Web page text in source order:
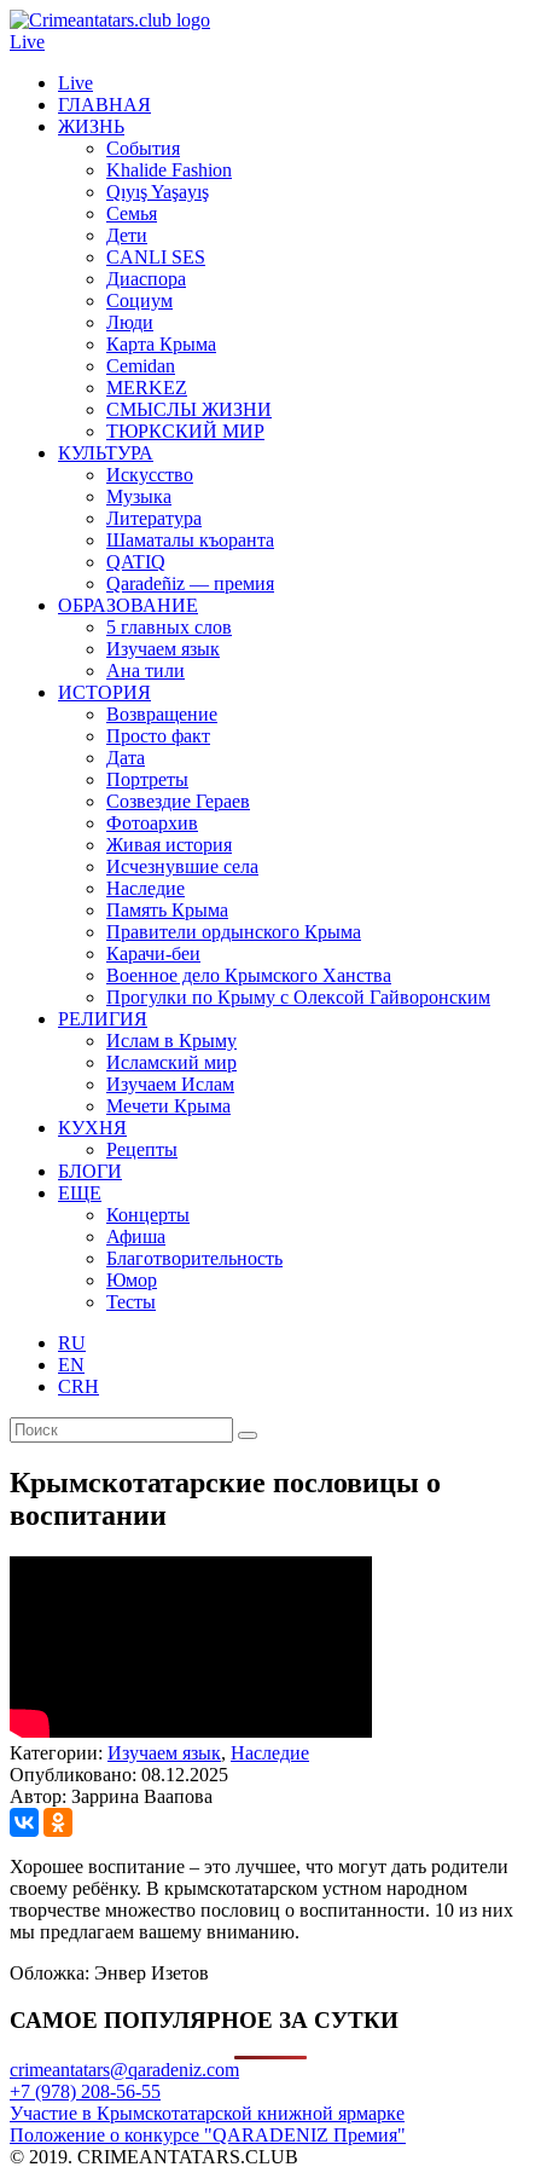
Live
Live
ГЛАВНАЯ
ЖИЗНЬ
События
Khalide Fashion
Qıyış Yaşayış
Семья
Дети
CANLI SES
Диаспора
Социум
Люди
Карта Крыма
Cemidan
МERKEZ
СМЫСЛЫ ЖИЗНИ
ТЮРКСКИЙ МИР
КУЛЬТУРА
Искусство
Музыка
Литература
Шаматалы къоранта
QATIQ
Qaradeñiz — премия
ОБРАЗОВАНИЕ
5 главных слов
Изучаем язык
Ана тили
ИСТОРИЯ
Возвращение
Просто факт
Дата
Портреты
Созвездие Гераев
Фотоархив
Живая история
Исчезнувшие села
Наследие
Память Крыма
Правители ордынского Крыма
Карачи-беи
Военное дело Крымского Ханства
Прогулки по Крыму с Олексой Гайворонским
РЕЛИГИЯ
Ислам в Крыму
Исламский мир
Изучаем Ислам
Мечети Крыма
КУХНЯ
Рецепты
БЛОГИ
ЕЩЕ
Концерты
Афиша
Благотворительность
Юмор
Тесты
RU
EN
CRH
Крымскотатарские пословицы о
воспитании
Категории: Изучаем язык, Наследие
Опубликовано: 08.12.2025
Автор: Заррина Ваапова
Хорошее воспитание – это лучшее, что могут дать родители
своему ребёнку. В крымскотатарском устном народном
творчестве множество пословиц о воспитанности. 10 из них
мы предлагаем вашему вниманию.
Обложка: Энвер Изетов
САМОЕ ПОПУЛЯРНОЕ ЗА СУТКИ
crimeantatars@qaradeniz.com
+7 (978) 208-56-55
Участие в Крымскотатарской книжной ярмарке
Положение о конкурсе "QARADENIZ Премия"
© 2019. CRIMEANTATARS.CLUB